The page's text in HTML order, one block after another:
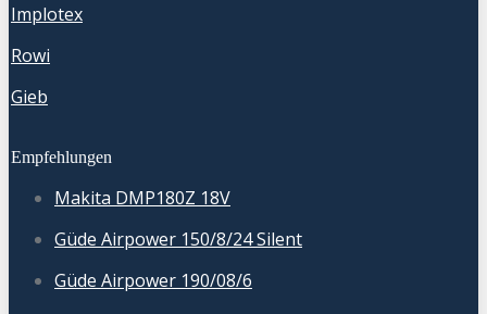
Implotex
Rowi
Gieb
Empfehlungen
Makita DMP180Z 18V
Güde Airpower 150/8/24 Silent
Güde Airpower 190/08/6